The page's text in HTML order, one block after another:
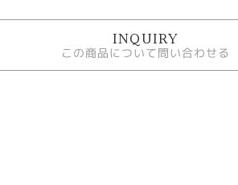
INQUIRY
この商品について問い合わせる